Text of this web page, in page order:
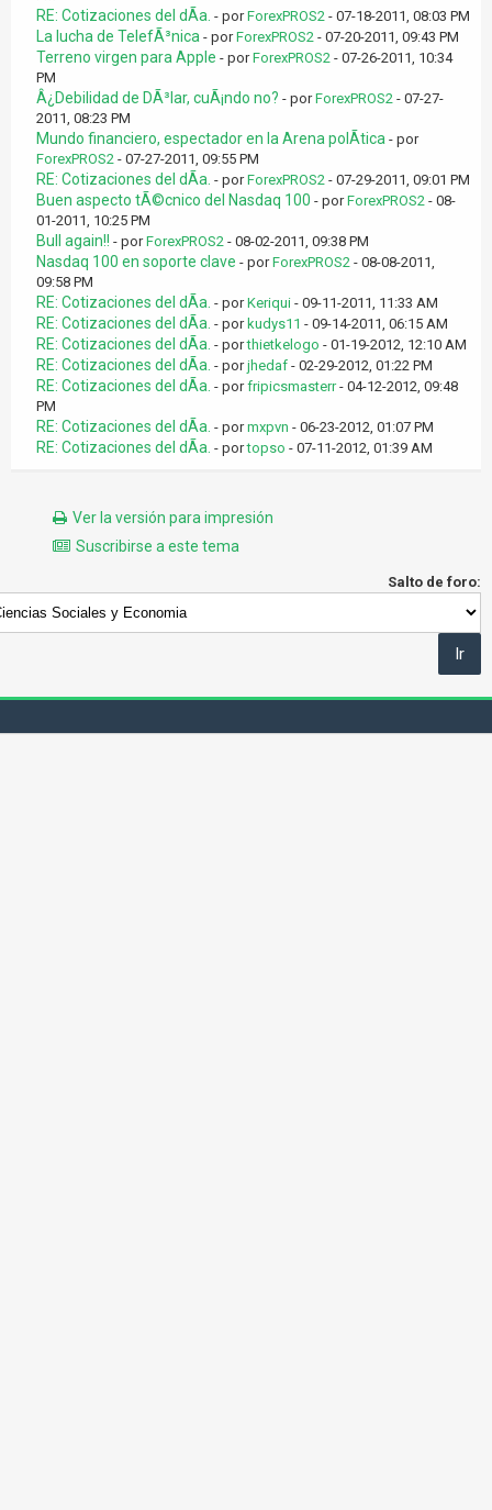
RE: Cotizaciones del dÃ­a. - porForexPROS2 - 07-18-2011, 08:03 PM
La lucha de TelefÃ³nica - porForexPROS2 - 07-20-2011, 09:43 PM
Terreno virgen para Apple - porForexPROS2 - 07-26-2011, 10:34
PM
Â¿Debilidad de DÃ³lar, cuÃ¡ndo no? - porForexPROS2 - 07-27-
2011, 08:23 PM
Mundo financiero, espectador en la Arena polÃ­tica - por
ForexPROS2 - 07-27-2011, 09:55 PM
RE: Cotizaciones del dÃ­a. - porForexPROS2 - 07-29-2011, 09:01 PM
Buen aspecto tÃ©cnico del Nasdaq 100 - porForexPROS2 - 08-
01-2011, 10:25 PM
Bull again!! - porForexPROS2 - 08-02-2011, 09:38 PM
Nasdaq 100 en soporte clave - porForexPROS2 - 08-08-2011,
09:58 PM
RE: Cotizaciones del dÃ­a. - porKeriqui - 09-11-2011, 11:33 AM
RE: Cotizaciones del dÃ­a. - por kudys11 - 09-14-2011, 06:15 AM
RE: Cotizaciones del dÃ­a. - porthietkelogo - 01-19-2012, 12:10 AM
RE: Cotizaciones del dÃ­a. - porjhedaf - 02-29-2012, 01:22 PM
RE: Cotizaciones del dÃ­a. - porfripicsmasterr- 04-12-2012, 09:48
PM
RE: Cotizaciones del dÃ­a. - pormxpvn - 06-23-2012, 01:07 PM
RE: Cotizaciones del dÃ­a. - portopso - 07-11-2012, 01:39 AM
Ver la versión para impresión
Suscribirse a este tema
Salto de foro: